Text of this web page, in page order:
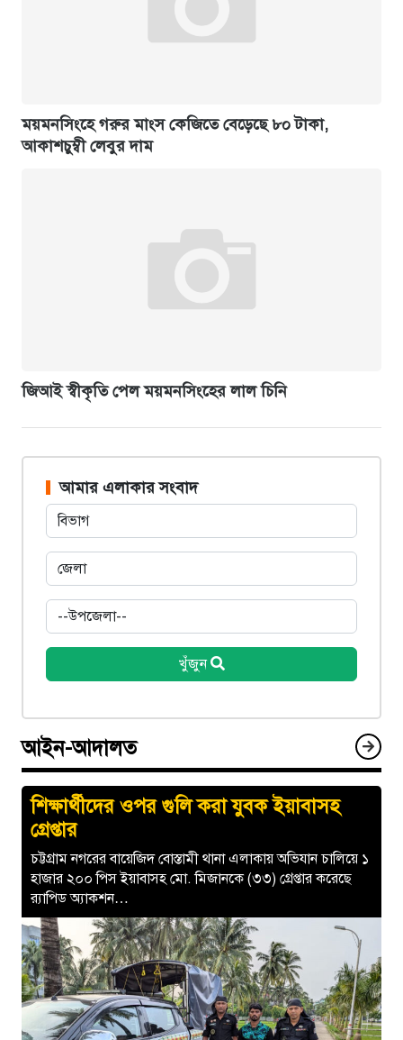
ময়মনসিংহে গরুর মাংস কেজিতে বেড়েছে ৮০ টাকা,
আকাশচুম্বী লেবুর দাম
জিআই স্বীকৃতি পেল ময়মনসিংহের লাল চিনি
আমার এলাকার সংবাদ
খুঁজুন
আইন-আদালত
শিক্ষার্থীদের ওপর গুলি করা যুবক ইয়াবাসহ
গ্রেপ্তার
চট্টগ্রাম নগরের বায়েজিদ বোস্তামী থানা এলাকায় অভিযান চালিয়ে ১
হাজার ২০০ পিস ইয়াবাসহ মো. মিজানকে (৩৩) গ্রেপ্তার করেছে
র‍্যাপিড অ্যাকশন…